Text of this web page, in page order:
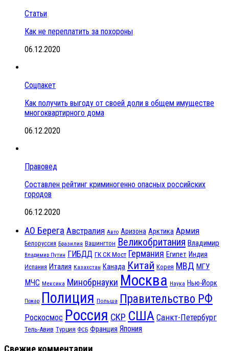
Статьи
Как не переплатить за похороны
06.12.2020
Соцпакет
Как получить выгоду от своей доли в общем имуществе
многоквартирного дома
06.12.2020
Правовед
Составлен рейтинг криминогенно опасных российских
городов
06.12.2020
АО Берега Австралия Авто Аризона Арктика Армия
Белоруссия Бразилия Вашингтон Великобритания Владимир
Владимир Путин ГИБДД ГК СК Мост Германия Египет Индия
Испания Италия Казахстан Канада Китай Корея МВД МГУ
МЧС Мексика Минобрнауки Москва Наука Нью-Йорк
Пожар Полиция Польша Правительство РФ
Роскосмос Россия СКР США Санкт-Петербург
Тель-Авив Турция ФСБ Франция Япония